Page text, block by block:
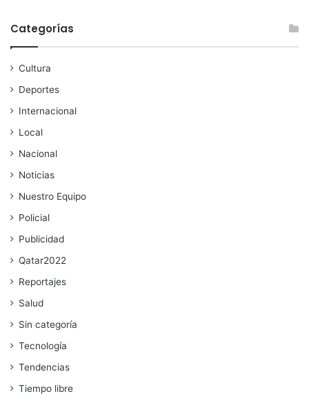
Categorías
Cultura
Deportes
Internacional
Local
Nacional
Noticias
Nuestro Equipo
Policial
Publicidad
Qatar2022
Reportajes
Salud
Sin categoría
Tecnología
Tendencias
Tiempo libre